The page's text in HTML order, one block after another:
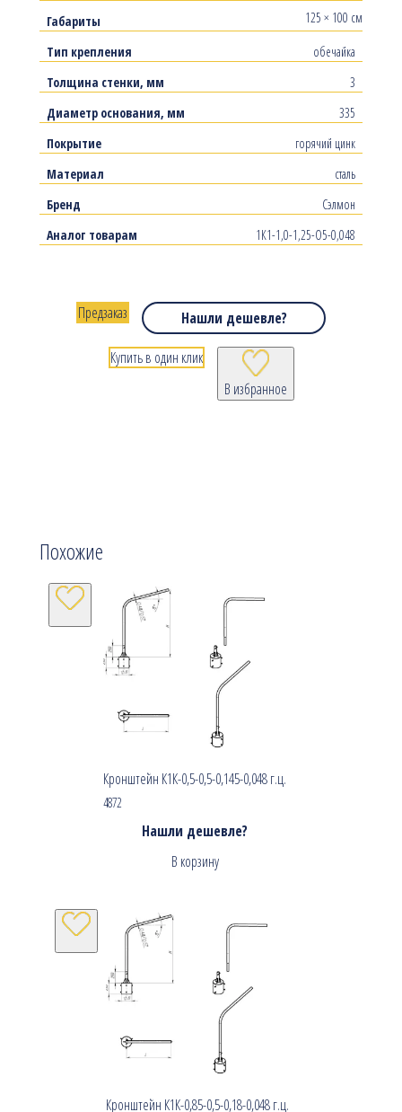
Габариты
125 × 100 см
Тип крепления
обечайка
Толщина стенки, мм
3
Диаметр основания, мм
335
Покрытие
горячий цинк
Материал
сталь
Бренд
Сэлмон
Аналог товарам
1К1-1,0-1,25-О5-0,048
Нашли дешевле?
В избранное
Предзаказ
Купить в один клик
Похожие
Кронштейн К1К-0,5-0,5-0,145-0,048 г.ц.
4872
Нашли дешевле?
В корзину
Кронштейн К1К-0,85-0,5-0,18-0,048 г.ц.